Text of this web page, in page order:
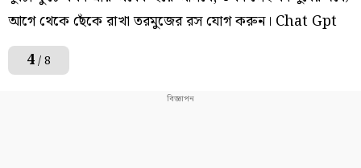
আগে থেকে ছেঁকে রাখা তরমুজের রস যোগ করুন। Chat Gpt
4/ 8